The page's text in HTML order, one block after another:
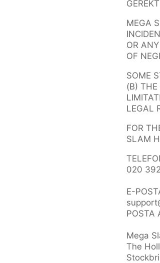
MEGA
OR
OF
SOME
(B) THE
LEGAL
FOR
SLAM
020
E-
POSTA
Mega
The